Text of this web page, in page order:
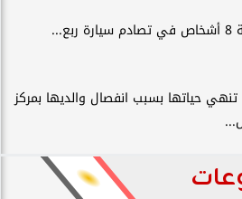
تنهي حياتها بسبب انفصال والديها بمركز